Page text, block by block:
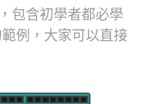
包含初學者都必學
例，大家可以直接